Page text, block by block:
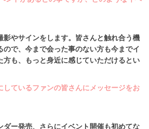
影やサインをします。皆さんと触れ合う機
ので、今まで会った事のない方も今までイ
方も、もっと身近に感じていただけるとい
ているファンの皆さんにメッセージをお
ダー発売、さらにイベント開催も初めてな